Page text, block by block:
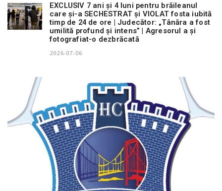
EXCLUSIV 7 ani și 4 luni pentru brăileanul
care și-a SECHESTRAT și VIOLAT fosta iubită
timp de 24 de ore | Judecător: „Tânăra a fost
umilită profund și intens” | Agresorul a și
fotografiat-o dezbrăcată
2026-07-06